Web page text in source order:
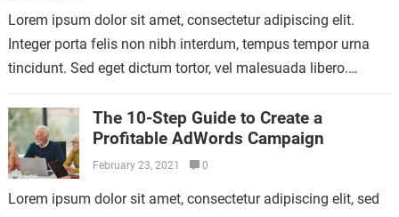
Lorem ipsum dolor sit amet, consectetur adipiscing elit.
Integer porta felis non nibh interdum, tempus tempor urna
tincidunt. Sed eget dictum tortor, vel malesuada libero.
The 10-Step Guide to Create a
Profitable AdWords Campaign
February 23, 2021 0
Lorem ipsum dolor sit amet, consectetur adipiscing elit, sed